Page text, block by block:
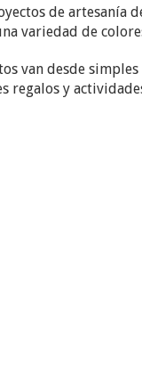
de artesanía
variedad de
van desde
regalos y